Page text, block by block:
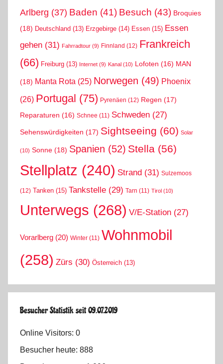
Arlberg (37) Baden (41) Besuch (43) Broquies
(18) Deutschland (13) Erzgebirge (14) Essen (15) Essen
gehen (31) Fahrradtour (9) Finnland (12) Frankreich
(66) Freiburg (13) Internet (9) Kanal (10) Lofoten (16) MAN
(18) Manta Rota (25) Norwegen (49) Phoenix
(26) Portugal (75) Pyrenäen (12) Regen (17)
Reparaturen (16) Schnee (11) Schweden (27)
Sehenswürdigkeiten (17) Sightseeing (60) Solar
(10) Sonne (18) Spanien (52) Stella (56)
Stellplatz (240) Strand (31) Sulzemoos
(12) Tanken (15) Tankstelle (29) Tarn (11) Tirol (10)
Unterwegs (268) V/E-Station (27)
Vorarlberg (20) Winter (11) Wohnmobil
(258) Zürs (30) Österreich (13)
Besucher Statistik seit 09.07.2019
Online Visitors: 0
Besucher heute: 888